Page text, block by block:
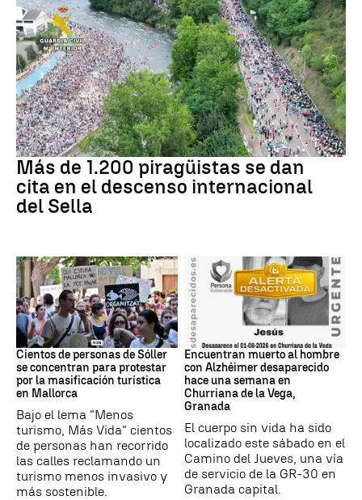
Asturias
Más de 1.200 piragüistas se dan
cita en el descenso internacional
del Sella
Protestas
Cientos de personas de Sóller
se concentran para protestar
por la masificación turística
en Mallorca
Bajo el lema "Menos
turismo, Más Vida" cientos
de personas han recorrido
las calles reclamando un
turismo menos invasivo y
más sostenible.
granada
Encuentran muerto al hombre
con Alzhéimer desaparecido
hace una semana en
Churriana de la Vega,
Granada
El cuerpo sin vida ha sido
localizado este sábado en el
Camino del Jueves, una vía
de servicio de la GR-30 en
Granada capital.